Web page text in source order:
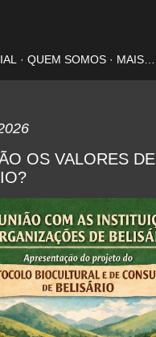
QUEM SOMOS MAIS…
OS VALORES DE